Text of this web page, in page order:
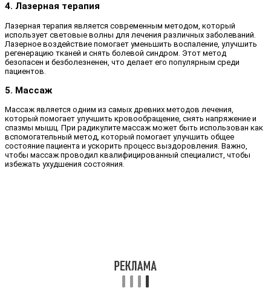
4. Лазерная терапия
Лазерная терапия является современным методом, который
использует световые волны для лечения различных заболеваний.
Лазерное воздействие помогает уменьшить воспаление, улучшить
регенерацию тканей и снять болевой синдром. Этот метод
безопасен и безболезненен, что делает его популярным среди
пациентов.
5. Массаж
Массаж является одним из самых древних методов лечения,
который помогает улучшить кровообращение, снять напряжение и
спазмы мышц. При радикулите массаж может быть использован как
вспомогательный метод, который помогает улучшить общее
состояние пациента и ускорить процесс выздоровления. Важно,
чтобы массаж проводил квалифицированный специалист, чтобы
избежать ухудшения состояния.